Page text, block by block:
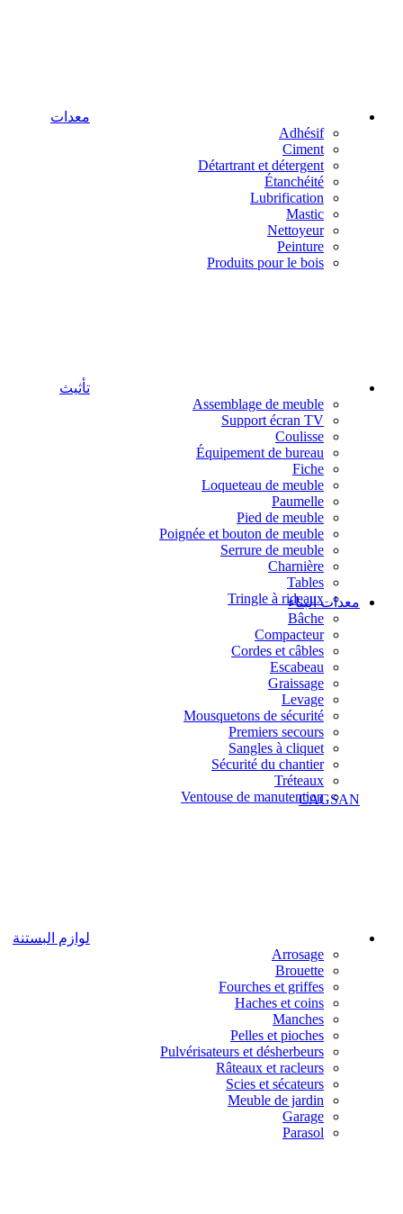
معدات
Adhésif
Ciment
Détartrant et détergent
Étanchéité
Lubrification
Mastic
Nettoyeur
Peinture
Produits pour le bois
تأثيث
Assemblage de meuble
Support écran TV
Coulisse
Équipement de bureau
Fiche
Loqueteau de meuble
Paumelle
Pied de meuble
Poignée et bouton de meuble
Serrure de meuble
Charnière
Tables
Tringle à rideauxمعدات البناء
Bâche
Compacteur
Cordes et câbles
Escabeau
Graissage
Levage
Mousquetons de sécurité
Premiers secours
Sangles à cliquet
Sécurité du chantier
Tréteaux
Ventouse de manutentionCAGSAN
لوازم البستنة
Arrosage
Brouette
Fourches et griffes
Haches et coins
Manches
Pelles et pioches
Pulvérisateurs et désherbeurs
Râteaux et racleurs
Scies et sécateurs
Meuble de jardin
Garage
Parasol